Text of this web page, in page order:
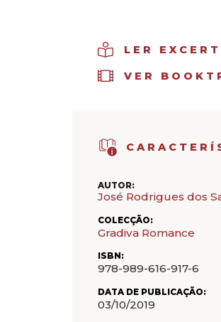
LER
VER
AUTOR:
José Rodrigues dos
COLECÇÃO:
Gradiva Romance
ISBN:
978-989-616-917-6
DATA DE PUBLICAÇÃO:
03/10/2019